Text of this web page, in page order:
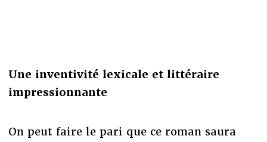
Une inventivité lexicale et littéraire
impressionnante
On peut faire le pari que ce roman saura